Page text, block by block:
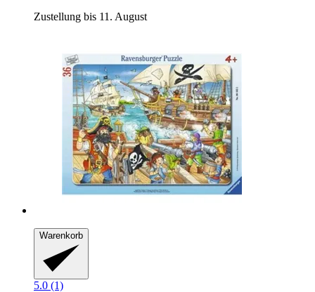
Zustellung bis 11. August
Warenkorb
5.0 (1)